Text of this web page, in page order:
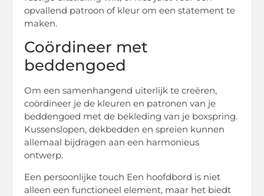
opvallend patroon of kleur om een statement te
maken.
Coördineer met
beddengoed
Om een samenhangend uiterlijk te creëren,
coördineer je de kleuren en patronen van je
beddengoed met de bekleding van je boxspring.
Kussenslopen, dekbedden en spreien kunnen
allemaal bijdragen aan een harmonieus
ontwerp.
Een persoonlijke touch Een hoofdbord is niet
alleen een functioneel element, maar het biedt